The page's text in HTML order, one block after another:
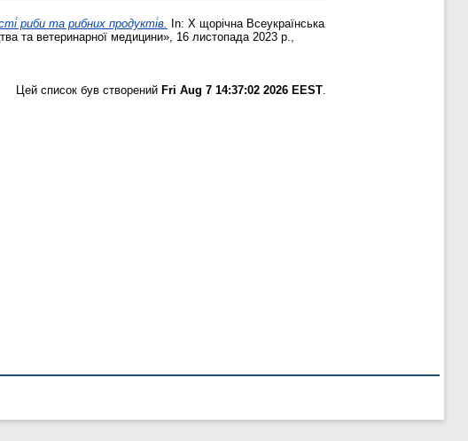
риби та рибних продуктi̇в.
In: Х щорічна Всеукраїнська
та ветеринарної медицини», 16 листопада 2023 р.,
Цей список був створений Fri Aug 7 14:37:02 2026 EEST.